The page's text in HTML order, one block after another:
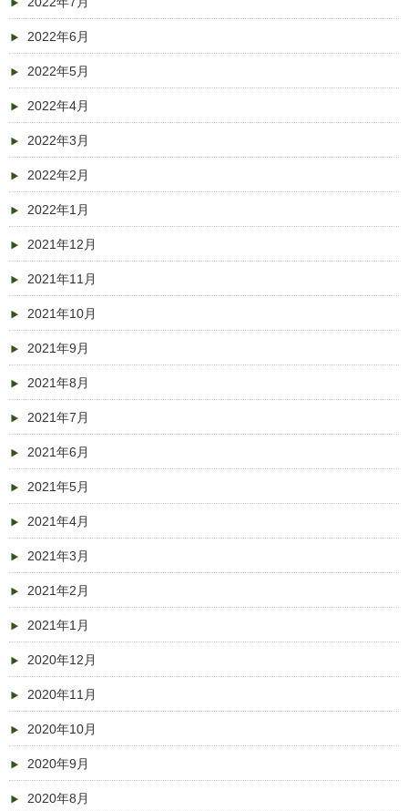
2022年6月
2022年5月
2022年4月
2022年3月
2022年2月
2022年1月
2021年12月
2021年11月
2021年10月
2021年9月
2021年8月
2021年7月
2021年6月
2021年5月
2021年4月
2021年3月
2021年2月
2021年1月
2020年12月
2020年11月
2020年10月
2020年9月
2020年8月